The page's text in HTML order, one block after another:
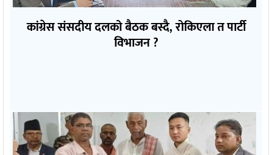
कांग्रेस संसदीय दलको बैठक बस्दै, रोकिएला त पार्टी
विभाजन ?